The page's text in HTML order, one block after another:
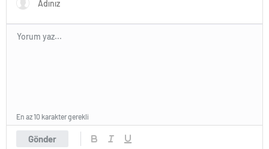
Gönder
En az 10 karakter gerekli